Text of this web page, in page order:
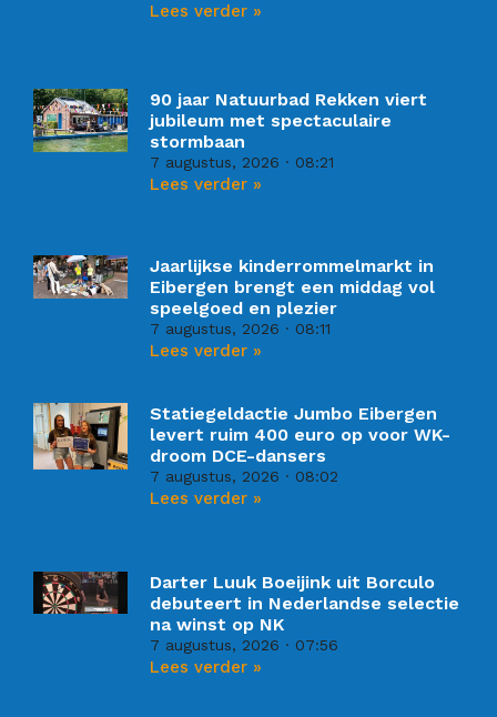
Lees verder »
90 jaar Natuurbad Rekken viert
jubileum met spectaculaire
stormbaan
7 augustus, 2026 08:21
Lees verder »
Jaarlijkse kinderrommelmarkt in
Eibergen brengt een middag vol
speelgoed en plezier
7 augustus, 2026 08:11
Lees verder »
Statiegeldactie Jumbo Eibergen
levert ruim 400 euro op voor WK-
droom DCE-dansers
7 augustus, 2026 08:02
Lees verder »
Darter Luuk Boeijink uit Borculo
debuteert in Nederlandse selectie
na winst op NK
7 augustus, 2026 07:56
Lees verder »